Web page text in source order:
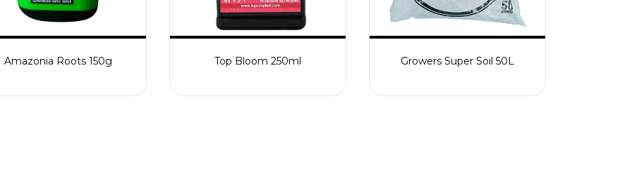
Amazonia Roots 150g Top Bloom 250ml Growers Super Soil 50L